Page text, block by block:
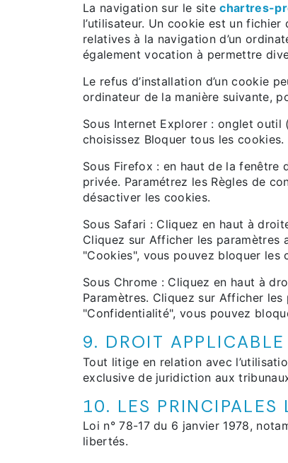
La navigation sur le sitechartres-
l’utilisateur. Un cookie est un
relatives à la navigation d’un
également vocation à permettre
Le refus d’installation d’un cookie
ordinateur de la manière suivante,
Sous Internet Explorer : onglet
choisissez Bloquer tous les cookies.
Sous Firefox : en haut de la
privée. Paramétrez les Règles de
désactiver les cookies.
Sous Safari : Cliquez en haut à
Cliquez sur Afficher les paramètres
"Cookies", vous pouvez bloquer les
Sous Chrome : Cliquez en haut à
Paramètres. Cliquez sur Afficher
"Confidentialité", vous pouvez
9. DROIT
Tout litige en relation avec
exclusive de juridiction aux
10. LES PRINCIPALES
Loi n° 78-17 du 6 janvier 1978,
libertés.